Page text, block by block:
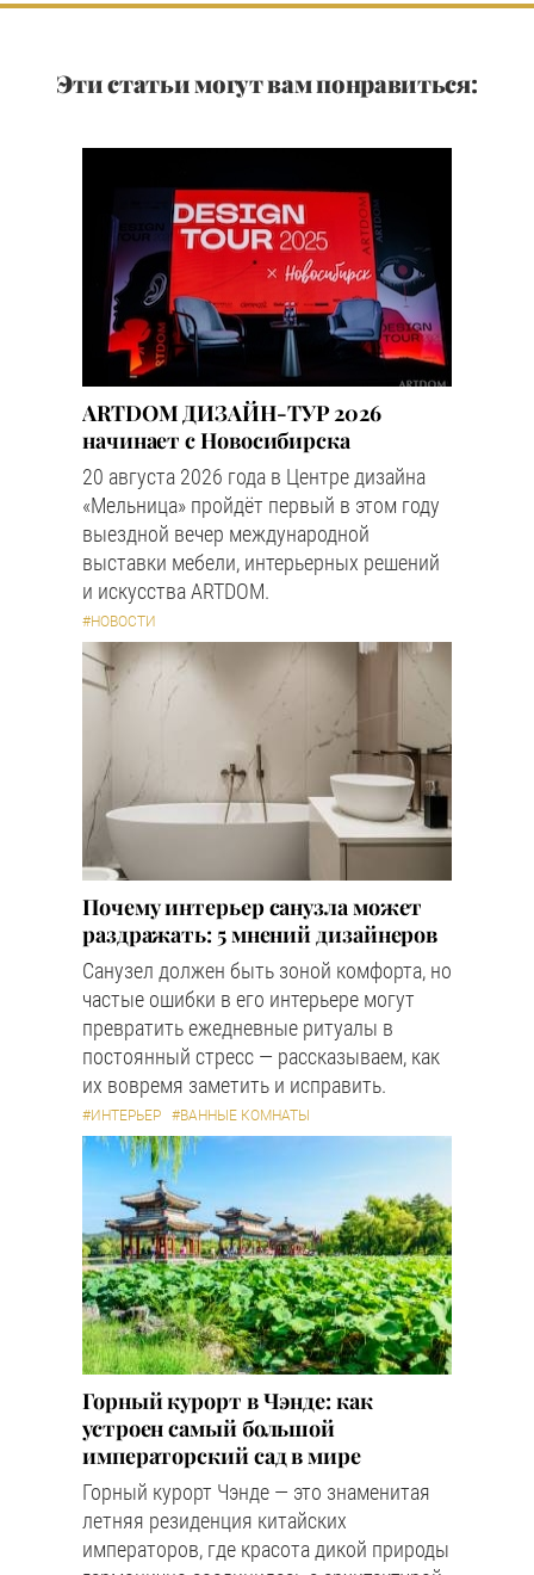
Эти статьи могут вам понравиться:
ARTDOM ДИЗАЙН-ТУР 2026
начинает с Новосибирска
20 августа 2026 года в Центре дизайна
«Мельница» пройдёт первый в этом году
выездной вечер международной
выставки мебели, интерьерных решений
и искусства ARTDOM.
#НОВОСТИ
Почему интерьер санузла может
раздражать: 5 мнений дизайнеров
Санузел должен быть зоной комфорта, но
частые ошибки в его интерьере могут
превратить ежедневные ритуалы в
постоянный стресс — рассказываем, как
их вовремя заметить и исправить.
#ИНТЕРЬЕР #ВАННЫЕ КОМНАТЫ
Горный курорт в Чэнде: как
устроен самый большой
императорский сад в мире
Горный курорт Чэнде — это знаменитая
летняя резиденция китайских
императоров, где красота дикой природы